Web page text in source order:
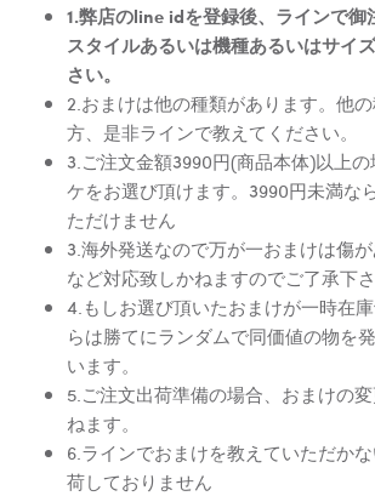
1.弊店のline idを登録後、ラインで御
スタイルあるいは機種あるいはサイ
さい。
2.おまけは他の種類があります。他
方、是非ラインで教えてください。
3.ご注文金額3990円(商品本体)以上
ケをお選び頂けます。3990円未満な
ただけません
3.海外発送なので万が一おまけは傷
など対応致しかねますのでご了承下さ
4.もしお選び頂いたおまけが一時在
らは勝てにランダムで同価値の物を
います。
5.ご注文出荷準備の場合、おまけの
ねます。
6.ラインでおまけを教えていただか
荷しておりません